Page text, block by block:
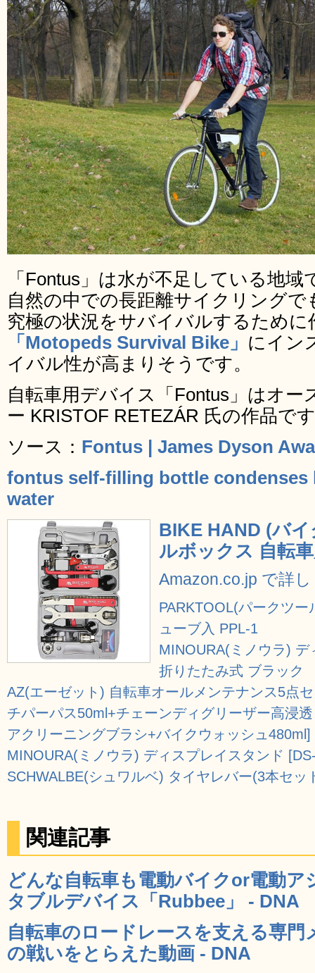
「Fontus」は水が不足している地
自然の中での長距離サイクリングで
究極の状況をサバイバルするため
「Motopeds Survival Bike」 にイン
イバル性が高まりそうです。
自転車用デバイス「Fontus」はオ
ー KRISTOF RETEZÁR 氏の作品で
ソース： Fontus | James Dyson
fontus self-filling bottle
water
BIKE HAND (バ
ルボックス 自転
Amazon.co.jp で詳
PARKTOOL(パークツ
ューブ入 PPL-1
MINOURA(ミノウラ)
折りたたみ式 ブラック
AZ(エーゼット) 自転車オールメンテナンス5点
チパーパス50ml+チェーンディグリーザー高浸
アクリーニングブラシ+バイクウォッシュ
MINOURA(ミノウラ) ディスプレイスタンド
SCHWALBE(シュワルベ) タイヤレバー(3本セッ
関連記事
どんな自転車も電動バイクor電動ア
タブルデバイス「Rubbee」 - DNA
自転車のロードレースを支える専
の戦いをとらえた動画 - DNA